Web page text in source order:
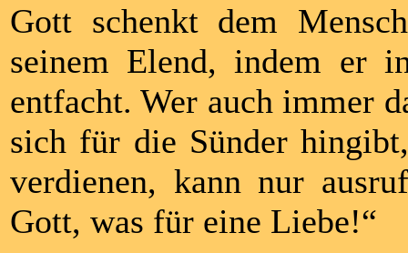
Gott schenkt dem
seinem Elend, indem er
entfacht. Wer auch immer
sich für die Sünder
verdienen, kann nur
Gott, was für eine Liebe!“